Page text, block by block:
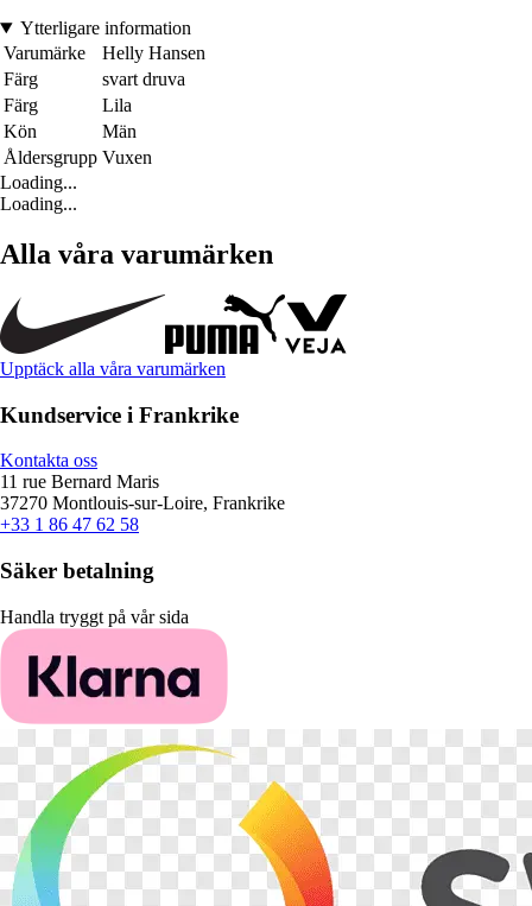
Ytterligare information
Varumärke
Helly Hansen
Färg
svart druva
Färg
Lila
Kön
Män
Åldersgrupp Vuxen
Loading...
Loading...
Alla våra varumärken
Upptäck alla våra varumärken
Kundservice i Frankrike
Kontakta oss
11 rue Bernard Maris
37270 Montlouis-sur-Loire, Frankrike
+33 1 86 47 62 58
Säker betalning
Handla tryggt på vår sida